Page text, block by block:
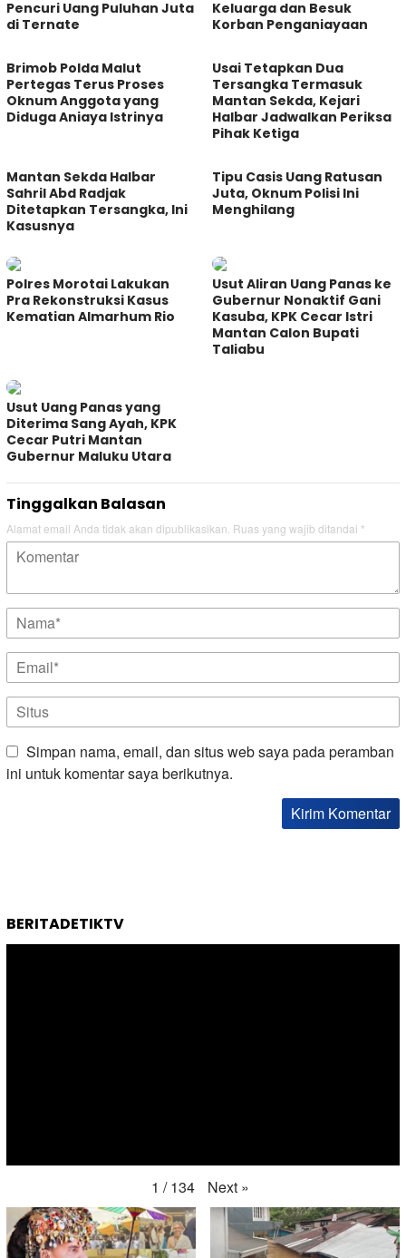
Pencuri Uang Puluhan Juta
di Ternate
Keluarga dan Besuk
Korban Penganiayaan
Brimob Polda Malut
Pertegas Terus Proses
Oknum Anggota yang
Diduga Aniaya Istrinya
Usai Tetapkan Dua
Tersangka Termasuk
Mantan Sekda, Kejari
Halbar Jadwalkan Periksa
Pihak Ketiga
Mantan Sekda Halbar
Sahril Abd Radjak
Ditetapkan Tersangka, Ini
Kasusnya
Tipu Casis Uang Ratusan
Juta, Oknum Polisi Ini
Menghilang
Polres Morotai Lakukan
Pra Rekonstruksi Kasus
Kematian Almarhum Rio
Usut Aliran Uang Panas ke
Gubernur Nonaktif Gani
Kasuba, KPK Cecar Istri
Mantan Calon Bupati
Taliabu
Usut Uang Panas yang
Diterima Sang Ayah, KPK
Cecar Putri Mantan
Gubernur Maluku Utara
Tinggalkan Balasan
Alamat email Anda tidak akan dipublikasikan. Ruas yang wajib ditandai *
Simpan nama, email, dan situs web saya pada peramban
ini untuk komentar saya berikutnya.
BERITADETIKTV
1 / 134 Next »